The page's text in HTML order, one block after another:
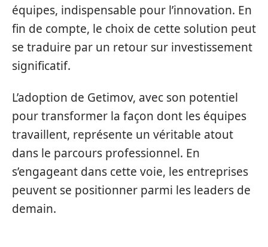
équipes, indispensable pour l’innovation. En
fin de compte, le choix de cette solution peut
se traduire par un retour sur investissement
significatif.
L’adoption de Getimov, avec son potentiel
pour transformer la façon dont les équipes
travaillent, représente un véritable atout
dans le parcours professionnel. En
s’engageant dans cette voie, les entreprises
peuvent se positionner parmi les leaders de
demain.